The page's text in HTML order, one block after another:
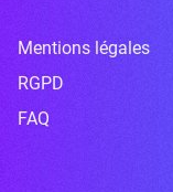
Mentions légales
RGPD
FAQ